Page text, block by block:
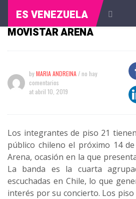
ES VENEZUELA
PISO 21 SUMA A
INVITADO ESPECIAL A
MOVISTAR ARENA
byMARIA ANDREINA / no hay
comentarios
at abril 10, 2019
Los integrantes de piso 21
público chileno el próximo 14
Arena, ocasión en la que
La banda es la cuarta
escuchadas en Chile, lo que
interés por su concierto. Los